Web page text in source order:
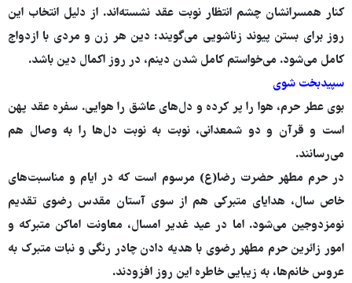
کنار همسرانشان چشم انتظار نوبت عقد نشسته‌اند. از دلیل انتخاب این
روز برای بستن پیوند زناشویی می‌گویند: دین هر زن و مردی با ازدواج
کامل می‌شود. می‌خواستم کامل شدن دینم، در روز اکمال دین باشد.
سپیدبخت شوی
بوی عطر حرم، هوا را پر کرده و دل‌های عاشق را هوایی. سفره عقد پهن
است و قرآن و دو شمعدانی، نوبت به نوبت دل‌ها را به وصال هم
می‌رسانند.
در حرم مطهر حضرت رضا(ع) مرسوم است که در ایام و مناسبت‌های
خاص سال، هدایای متبرکی هم از سوی آستان مقدس رضوی تقدیم
نومزدوجین می‌شود. اما در عید غدیر امسال، معاونت اماکن متبرکه و
امور زائرین حرم مطهر رضوی با هدیه دادن چادر رنگی و نبات متبرک به
عروس خانم‌ها، به زیبایی خاطره این روز افزودند.